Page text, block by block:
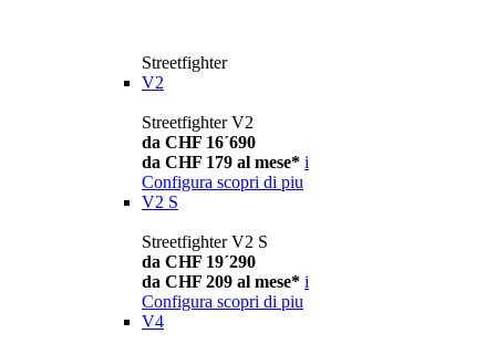
Streetfighter
V2
Streetfighter V2
da CHF 16´690
da CHF 179 al mese* i
Configura scopri di piu
V2 S
Streetfighter V2 S
da CHF 19´290
da CHF 209 al mese* i
Configura scopri di piu
V4